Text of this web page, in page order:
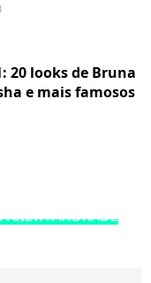
20 looks de Bruna
e mais famosos
SILVA ANDRADE